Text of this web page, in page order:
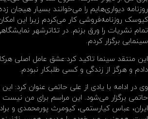
روزنامه دیواری‌هایم‌ را می‌خوانند بسیار هیجان
کیوسک روزنامه‌فروشی کار ‌می‌کردم‌ زیرا این‌
تمام‌ نشریات‌ را ورق بزنم. در تئاترشهر
سینمایی برگزار کردم.
این منتقد سینما تاکید کرد:عشق عامل اصلی
دادم و هرگز از زندگی ‌‌و کسی طلبکار نبودم.
وی در ادامه با یادی از علی حاتمی عنوان کرد:
حاتمی برگزار می‌شود. این مراسم برای من‌ نیست
ایران، عباس کیارستمی، کیومرث‌ پورمحمدی و‌